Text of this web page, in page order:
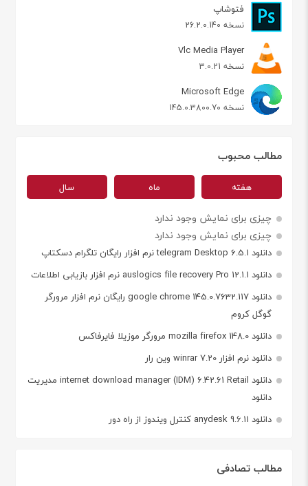
فتوشاپ
نسخه 26.2.0.140
Vlc Media Player
نسخه 3.0.21
Microsoft Edge
نسخه 145.0.3800.70
مطالب محبوب
هفته ماه سال
چیزی برای نمایش وجود ندارد
چیزی برای نمایش وجود ندارد
دانلود telegram Desktop 6.5.1 نرم افزار رایگان تلگرام دسکتاپ
دانلود auslogics file recovery Pro 12.1.1 نرم افزار بازیابی اطلاعات
دانلود google chrome 145.0.7632.117 رایگان نرم افزار مرورگر
گوگل کروم
دانلود mozilla firefox 148.0 مرورگر موزیلا فایرفاکس
دانلود نرم افزار winrar 7.20 وین رار
دانلود internet download manager (IDM) 6.42.61 Retail مدیریت
دانلود
دانلود anydesk 9.6.11 کنترل ویندوز از راه دور
مطالب تصادفی